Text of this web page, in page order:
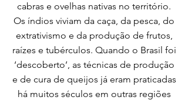
cabras e ovelhas nativas no território.
Os índios viviam da caça, da pesca, do
extrativismo e da produção de frutos,
raízes e tubérculos. Quando o Brasil foi
‘descoberto’, as técnicas de produção
e de cura de queijos já eram praticadas
há muitos séculos em outras regiões